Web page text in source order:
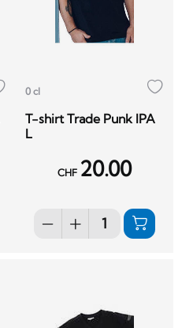
0 cl
T-shirt Trade Punk IPA
L
CHF 20.00